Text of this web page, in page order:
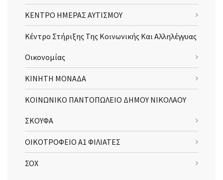
ΚΕΝΤΡΟ ΗΜΕΡΑΣ ΑΥΤΙΣΜΟΥ
Κέντρο Στήριξης Της Κοινωνικής Και Αλληλέγγυας
Οικονομίας
ΚΙΝΗΤΗ ΜΟΝΑΔΑ
ΚΟΙΝΩΝΙΚΟ ΠΑΝΤΟΠΩΛΕΙΟ ΔΗΜΟΥ ΝΙΚΟΛΑΟΥ
ΣΚΟΥΦΑ
ΟΙΚΟΤΡΟΦΕΙΟ Α1 ΦΙΛΙΑΤΕΣ
ΣΟΧ